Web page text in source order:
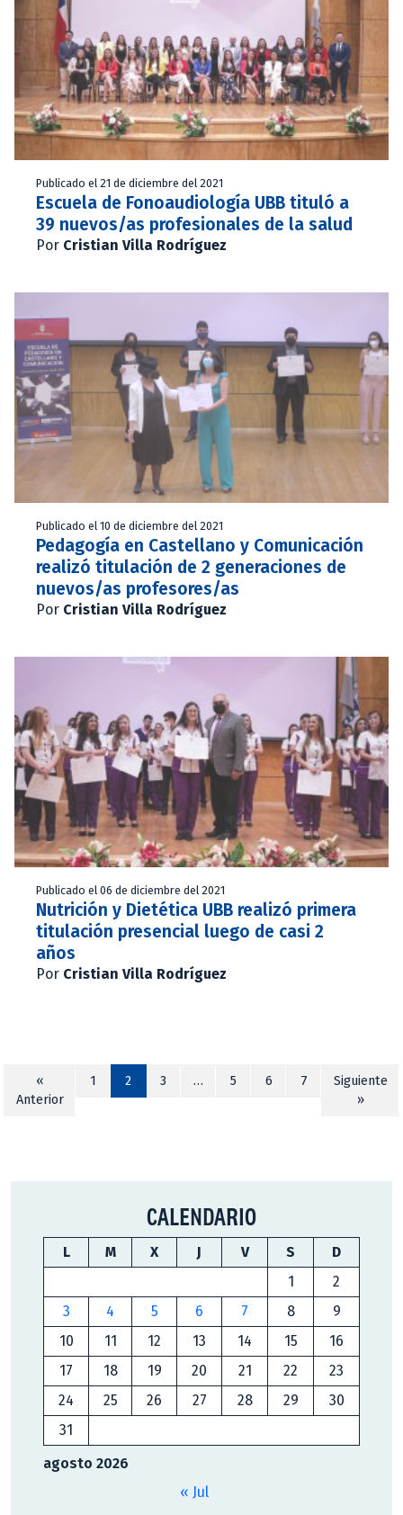
Publicado el 21 de diciembre del 2021
Escuela de Fonoaudiología UBB tituló a
39 nuevos/as profesionales de la salud
Por Cristian Villa Rodríguez
Publicado el 10 de diciembre del 2021
Pedagogía en Castellano y Comunicación
realizó titulación de 2 generaciones de
nuevos/as profesores/as
Por Cristian Villa Rodríguez
Publicado el 06 de diciembre del 2021
Nutrición y Dietética UBB realizó primera
titulación presencial luego de casi 2
años
Por Cristian Villa Rodríguez
«
Anterior
1 2 3 … 5 6 7
Siguiente
»
CALENDARIO
agosto 2026
L M X J V S
D
1
2
3
4 5 6 7 8
9
10
11 12 13 14 15
16
17
18 19 20 21 22
23
24
25 26 27 28 29
30
31
« Jul